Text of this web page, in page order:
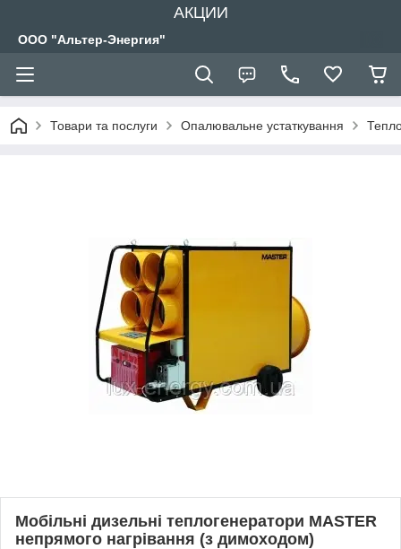
АКЦИИ
ООО "Альтер-Энергия"
Товари та послуги Опалювальне устаткування
Мобільні дизельні теплогенератори MASTER
непрямого нагрівання (з димоходом)